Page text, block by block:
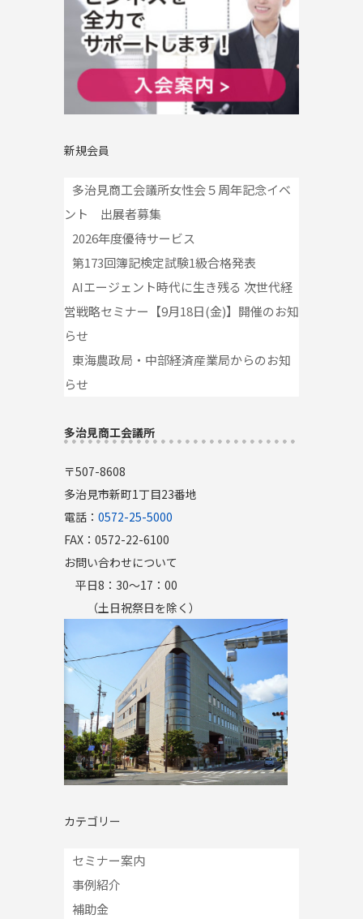
新規会員
多治見商工会議所女性会５周年記念イベ
ント 出展者募集
2026年度優待サービス
第173回簿記検定試験1級合格発表
AIエージェント時代に生き残る 次世代経
営戦略セミナー【9月18日(金)】開催のお知
らせ
東海農政局・中部経済産業局からのお知
らせ
多治見商工会議所
〒507-8608
多治見市新町1丁目23番地
電話： 0572-25-5000
FAX：0572-22-6100
お問い合わせについて
平日8：30～17：00
（土日祝祭日を除く）
カテゴリー
セミナー案内
事例紹介
補助金